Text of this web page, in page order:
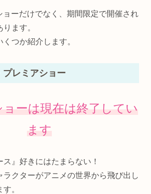
ョーだけでなく、期間限定で開催され
ます。
つか紹介します。
プレミアショー
ーは現在は終了してい
ます
』好きにはたまらない！
ラクターがアニメの世界から飛び出し
。